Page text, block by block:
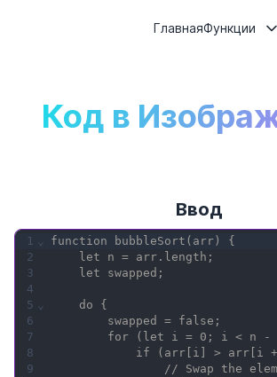
ГлавнаяФункции
Код в
Ввод
1
2
3
4
5
6
7
8
9
⌄
⌄
function bubbleSort(arr) {
    let n = arr.length;
    let swapped;
    do {
        swapped = false;
for (let i = 0; i < n -
if (arr[i] > arr[i
// Swap the